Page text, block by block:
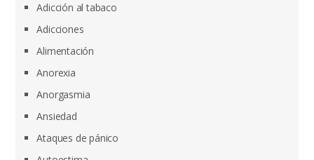
Adicción al tabaco
Adicciones
Alimentación
Anorexia
Anorgasmia
Ansiedad
Ataques de pánico